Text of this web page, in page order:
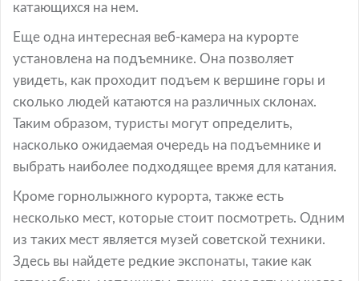
катающихся на нем.
Еще одна интересная веб-камера на курорте
установлена на подъемнике. Она позволяет
увидеть, как проходит подъем к вершине горы и
сколько людей катаются на различных склонах.
Таким образом, туристы могут определить,
насколько ожидаемая очередь на подъемнике и
выбрать наиболее подходящее время для катания.
Кроме горнолыжного курорта, также есть
несколько мест, которые стоит посмотреть. Одним
из таких мест является музей советской техники.
Здесь вы найдете редкие экспонаты, такие как